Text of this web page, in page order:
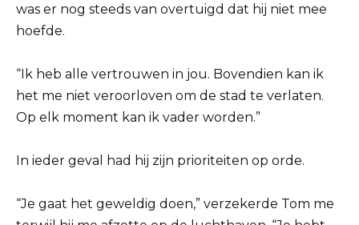
was er nog steeds van overtuigd dat hij niet mee
hoefde.
“Ik heb alle vertrouwen in jou. Bovendien kan ik
het me niet veroorloven om de stad te verlaten.
Op elk moment kan ik vader worden.”
In ieder geval had hij zijn prioriteiten op orde.
“Je gaat het geweldig doen,” verzekerde Tom me